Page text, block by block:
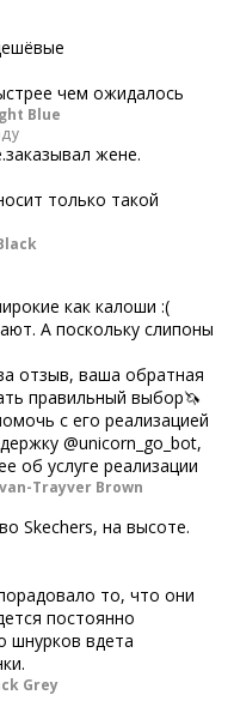
чем ожидалось
Blue
жене.
только такой
как калоши :(
А поскольку слипоны
отзыв, ваша обратная
правильный выбор🦄
с его реализацией
@unicorn_go_bot,
об услуге реализации
Trayver Brown
Skechers, на высоте.
то, что они
постоянно
шнурков вдета
Grey